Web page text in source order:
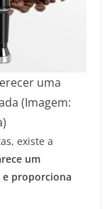
uma
(Imagem:
existe a
um
proporciona